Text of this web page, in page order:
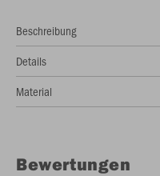
Beschreibung
Details
Material
Bewertungen